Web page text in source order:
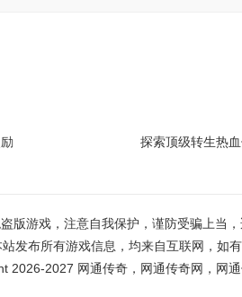
探索顶级转生热
版游戏，注意自我保护，谨防受骗上当
发布所有游戏信息，均来自互联网，如
2026-2027 网通传奇，网通传奇网，网